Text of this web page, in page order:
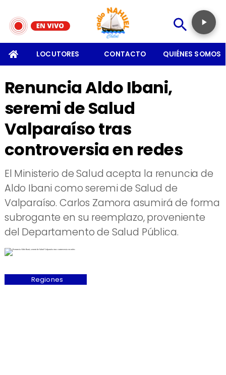
LOCUTORES CONTACTO QUIÉNES SOMOS
Renuncia Aldo Ibani,
seremi de Salud
Valparaíso tras
controversia en redes
El Ministerio de Salud acepta la renuncia de
Aldo Ibani como seremi de Salud de
Valparaíso. Carlos Zamora asumirá de forma
subrogante en su reemplazo, proveniente
del Departamento de Salud Pública.
Regiones